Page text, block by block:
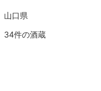
山口県
34件の酒蔵